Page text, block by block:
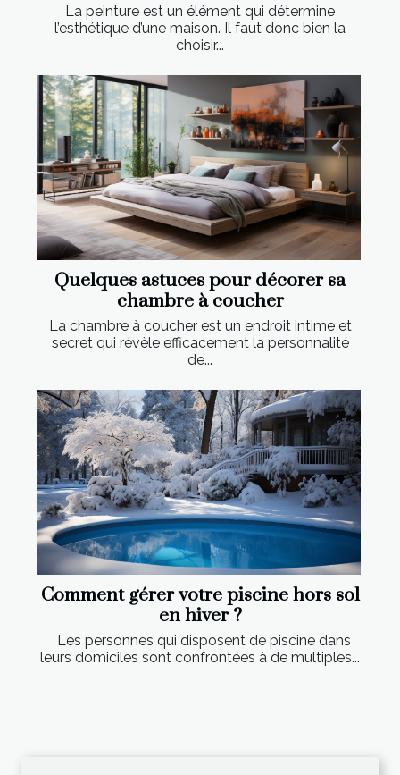
La peinture est un élément qui détermine
l’esthétique d’une maison. Il faut donc bien la
choisir...
Quelques astuces pour décorer sa
chambre à coucher
La chambre à coucher est un endroit intime et
secret qui révèle efficacement la personnalité
de...
Comment gérer votre piscine hors sol
en hiver ?
Les personnes qui disposent de piscine dans
leurs domiciles sont confrontées à de multiples...